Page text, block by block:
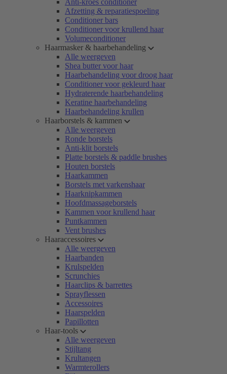
Anti-kroes conditioner
Afzetting & reparatiespoeling
Conditioner bars
Conditioner voor krullend haar
Volumeconditioner
Haarmasker & haarbehandeling
Alle weergeven
Shea butter voor haar
Haarbehandeling voor droog haar
Conditioner voor gekleurd haar
Hydraterende haarbehandeling
Keratine haarbehandeling
Haarbehandeling krullen
Haarborstels & kammen
Alle weergeven
Ronde borstels
Anti-klit borstels
Platte borstels & paddle brushes
Houten borstels
Haarkammen
Borstels met varkenshaar
Haarknipkammen
Hoofdmassageborstels
Kammen voor krullend haar
Puntkammen
Vent brushes
Haaraccessoires
Alle weergeven
Haarbanden
Krulspelden
Scrunchies
Haarclips & barrettes
Sprayflessen
Accessoires
Haarspelden
Papillotten
Haar-tools
Alle weergeven
Stijltang
Krultangen
Warmterollers